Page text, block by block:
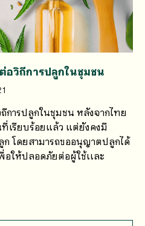
อวิถีการปลูกในชุมชน
การปลูกในชุมชน หลังจากไทย
เรียบร้อยแล้ว แต่ยังคงมี
ก โดยสามารถขออนุญาตปลูกได้
ให้ปลอดภัยต่อผู้ใช้เเละ
ประสงค์